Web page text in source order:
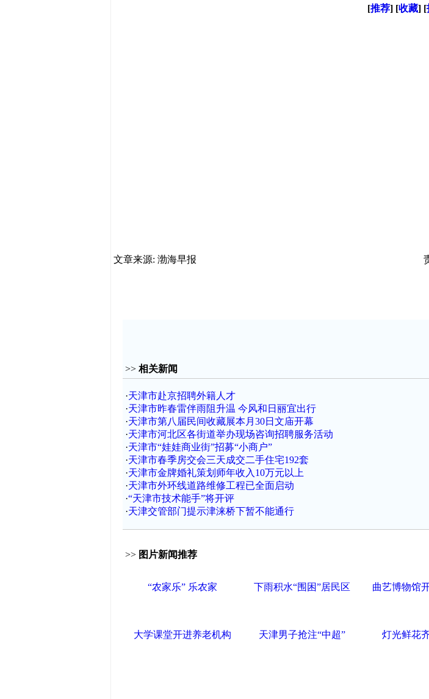
[推荐] [收藏] [
文章来源: 渤海早报
>> 相关新闻
·天津市赴京招聘外籍人才
·天津市昨春雷伴雨阻升温 今风和日丽宜出行
·天津市第八届民间收藏展本月30日文庙开幕
·天津市河北区各街道举办现场咨询招聘服务活动
·天津市“娃娃商业街”招募“小商户”
·天津市春季房交会三天成交二手住宅192套
·天津市金牌婚礼策划师年收入10万元以上
·天津市外环线道路维修工程已全面启动
·“天津市技术能手”将开评
·天津交管部门提示津涞桥下暂不能通行
>> 图片新闻推荐
“农家乐” 乐农家 下雨积水“围困”居民区 曲艺博物馆
大学课堂开进养老机构 天津男子抢注“中超” 灯光鲜花